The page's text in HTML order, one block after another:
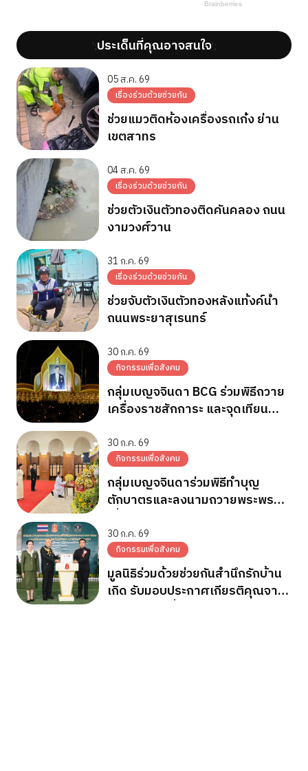
';ประเด็นที่คุณอาจสนใจ';
05 ส.ค. 69
เรื่องร่วมด้วยช่วยกัน
ช่วยแมวติดห้องเครื่องรถเก๋ง ย่าน
เขตสาทร
04 ส.ค. 69
เรื่องร่วมด้วยช่วยกัน
ช่วยตัวเงินตัวทองติดคันคลอง ถนน
งามวงศ์วาน
31 ก.ค. 69
เรื่องร่วมด้วยช่วยกัน
ช่วยจับตัวเงินตัวทองหลังแท้งค์น้ำ
ถนนพระยาสุเรนทร์
30 ก.ค. 69
กิจกรรมเพื่อสังคม
กลุ่มเบญจจินดา BCG ร่วมพิธีถวาย
เครื่องราชสักการะ และจุดเทียน
พระชนมพรรษา 28 ก.ค.2569
30 ก.ค. 69
กิจกรรมเพื่อสังคม
กลุ่มเบญจจินดาร่วมพิธีทำบุญ
ตักบาตรและลงนามถวายพระพร
พระบาทสมเด็จพระเจ้าอยู่หัว
30 ก.ค. 69
กิจกรรมเพื่อสังคม
มูลนิธิร่วมด้วยช่วยกันสำนึกรักบ้าน
เกิด รับมอบประกาศเกียรติคุณจาก